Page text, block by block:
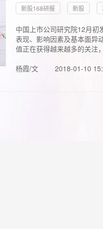
新股168研报 新股
中国上市公司研究院12月初
表现、影响因素及基本面异
值正在获得越来越多的关注
杨霞/文
2018-01-10